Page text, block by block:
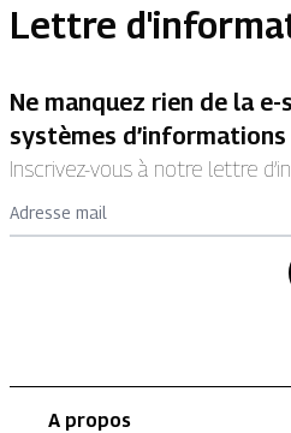
Lettre
Ne manquez rien de la
systèmes
Inscrivez-vous à notre lettre
Adresse mail
A propos